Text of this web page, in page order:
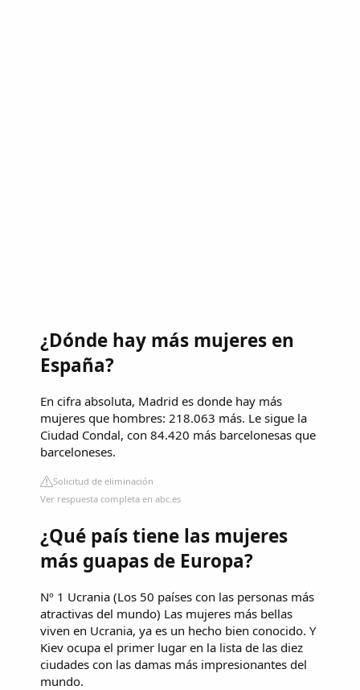
¿Dónde hay más mujeres en
España?
En cifra absoluta, Madrid es donde hay más
mujeres que hombres: 218.063 más. Le sigue la
Ciudad Condal, con 84.420 más barcelonesas que
barceloneses.
Solicitud de eliminación
Ver respuesta completa en abc.es
¿Qué país tiene las mujeres
más guapas de Europa?
Nº 1 Ucrania (Los 50 países con las personas más
atractivas del mundo) Las mujeres más bellas
viven en Ucrania, ya es un hecho bien conocido. Y
Kiev ocupa el primer lugar en la lista de las diez
ciudades con las damas más impresionantes del
mundo.